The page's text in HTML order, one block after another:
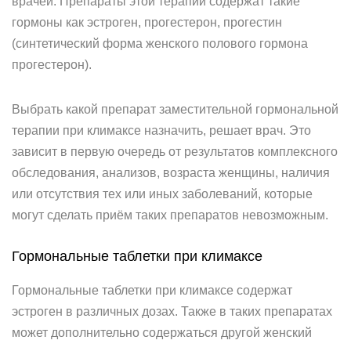
гормоны как эстроген, прогестерон, прогестин
(синтетический форма женского полового гормона
прогестерон).
Выбрать какой препарат заместительной гормональной
терапии при климаксе назначить, решает врач. Это
зависит в первую очередь от результатов комплексного
обследования, анализов, возраста женщины, наличия
или отсутствия тех или иных заболеваний, которые
могут сделать приём таких препаратов невозможным.
Гормональные таблетки при климаксе
Гормональные таблетки при климаксе содержат
эстроген в различных дозах. Также в таких препаратах
может дополнительно содержаться другой женский